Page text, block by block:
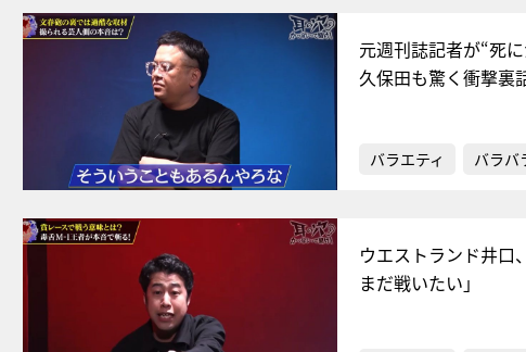
元週刊誌記者が“死
久保田も驚く衝撃裏
バラエティ バラバ
ウエストランド井口
まだ戦いたい」